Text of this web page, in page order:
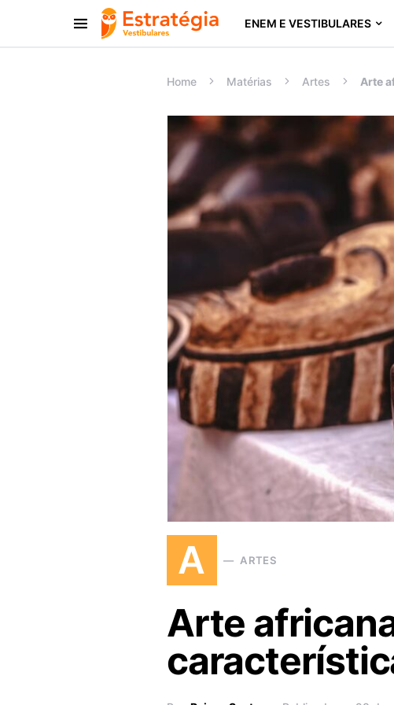
ENEM E VESTIBULARES
Procurar:
Home Matérias Artes Arte
A ARTES
Arte